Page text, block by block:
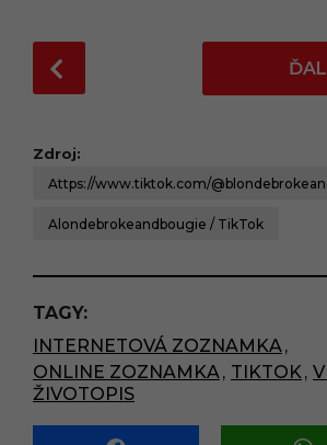
o
t
P
g
n
a
t
i
o
n
Zdroj:
Attps://www.tiktok.com/
Alondebrokeandbougie / TikTok
TAGY:
INTERNETOVÁ ZOZNAMKA ,
ONLINE ZOZNAMKA , TIKTOK ,
ŽIVOTOPIS